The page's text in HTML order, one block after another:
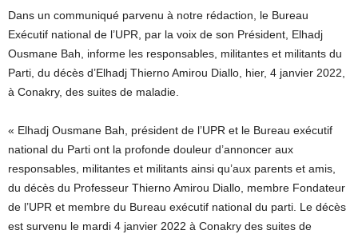
Dans un communiqué parvenu à notre rédaction, le Bureau
Exécutif national de l’UPR, par la voix de son Président, Elhadj
Ousmane Bah, informe les responsables, militantes et militants du
Parti, du décès d’Elhadj Thierno Amirou Diallo, hier, 4 janvier 2022,
à Conakry, des suites de maladie.
« Elhadj Ousmane Bah, président de l’UPR et le Bureau exécutif
national du Parti ont la profonde douleur d’annoncer aux
responsables, militantes et militants ainsi qu’aux parents et amis,
du décès du Professeur Thierno Amirou Diallo, membre Fondateur
de l’UPR et membre du Bureau exécutif national du parti. Le décès
est survenu le mardi 4 janvier 2022 à Conakry des suites de